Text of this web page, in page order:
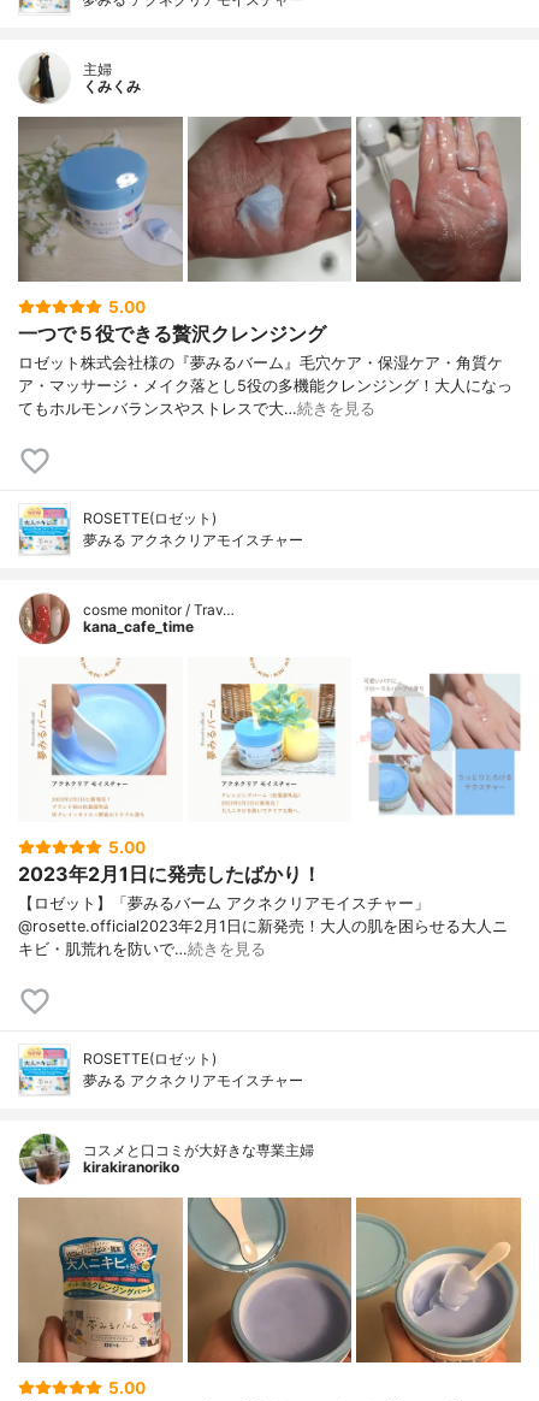
主婦
くみくみ
5.00
一つで５役できる贅沢クレンジング
ロゼット株式会社様の『夢みるバーム』毛穴ケア・保湿ケア・角質ケ
ア・マッサージ・メイク落とし5役の多機能クレンジング！大人になっ
てもホルモンバランスやストレスで大…続きを見る
ROSETTE(ロゼット)
夢みる アクネクリアモイスチャー
cosme monitor / Trav…
kana_cafe_time
5.00
2023年2月1日に発売したばかり！
【ロゼット】「夢みるバーム アクネクリアモイスチャー」
@rosette.official2023年2月1日に新発売！大人の肌を困らせる大人ニ
キビ・肌荒れを防いで…続きを見る
ROSETTE(ロゼット)
夢みる アクネクリアモイスチャー
コスメと口コミが大好きな専業主婦
kirakiranoriko
5.00